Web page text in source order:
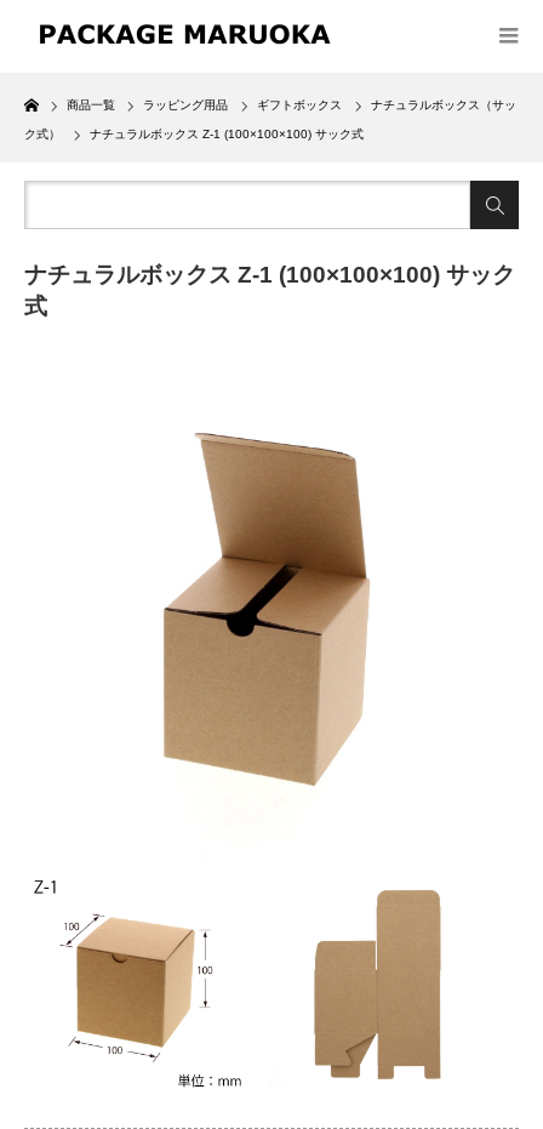
Home
商品一覧 ラッピング用品 ギフトボックス ナチュラルボックス（サッ
ク式） ナチュラルボックス Z-1 (100×100×100) サック式
ナチュラルボックス Z-1 (100×100×100) サック
式